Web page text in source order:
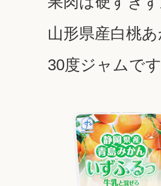
山形県産白桃
30度ジャムで